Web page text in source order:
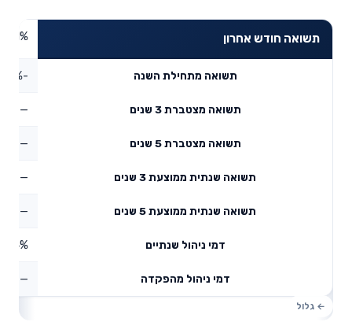
תשואה חודש אחרון
תשואה מתחילת השנה -4%
תשואה מצטברת 3 שנים —
תשואה מצטברת 5 שנים —
תשואה שנתית ממוצעת 3 שנים —
תשואה שנתית ממוצעת 5 שנים —
דמי ניהול שנתיים
דמי ניהול מהפקדה —